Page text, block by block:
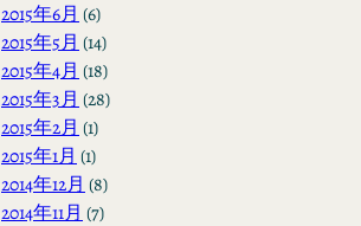
2015年6月 (6)
2015年5月 (14)
2015年4月 (18)
2015年3月 (28)
2015年2月 (1)
2015年1月 (1)
2014年12月 (8)
2014年11月 (7)